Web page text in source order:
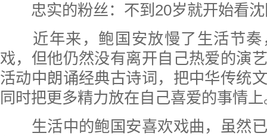
忠实的粉丝：不到20岁就开始看沈
近年来，鲍国安放慢了生活节奏
戏，但他仍然没有离开自己热爱的演
活动中朗诵经典古诗词，把中华传统
同时把更多精力放在自己喜爱的事情上
生活中的鲍国安喜欢戏曲，虽然已